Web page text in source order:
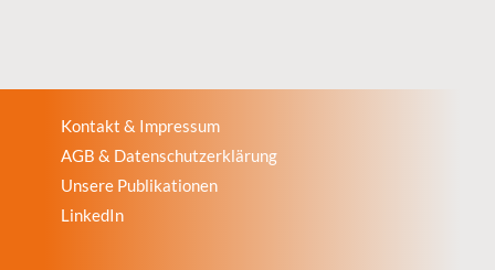
Kontakt & Impressum
AGB & Datenschutzerklärung
Unsere Publikationen
LinkedIn